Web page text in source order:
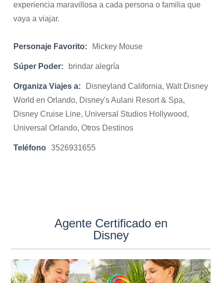
experiencia maravillosa a cada persona o familia que
vaya a viajar.
Personaje Favorito: Mickey Mouse
Súper Poder: brindar alegría
Organiza Viajes a:
Disneyland California, Walt Disney
World en Orlando, Disney's Aulani Resort & Spa,
Disney Cruise Line, Universal Studios Hollywood,
Universal Orlando, Otros Destinos
Teléfono 3526931655